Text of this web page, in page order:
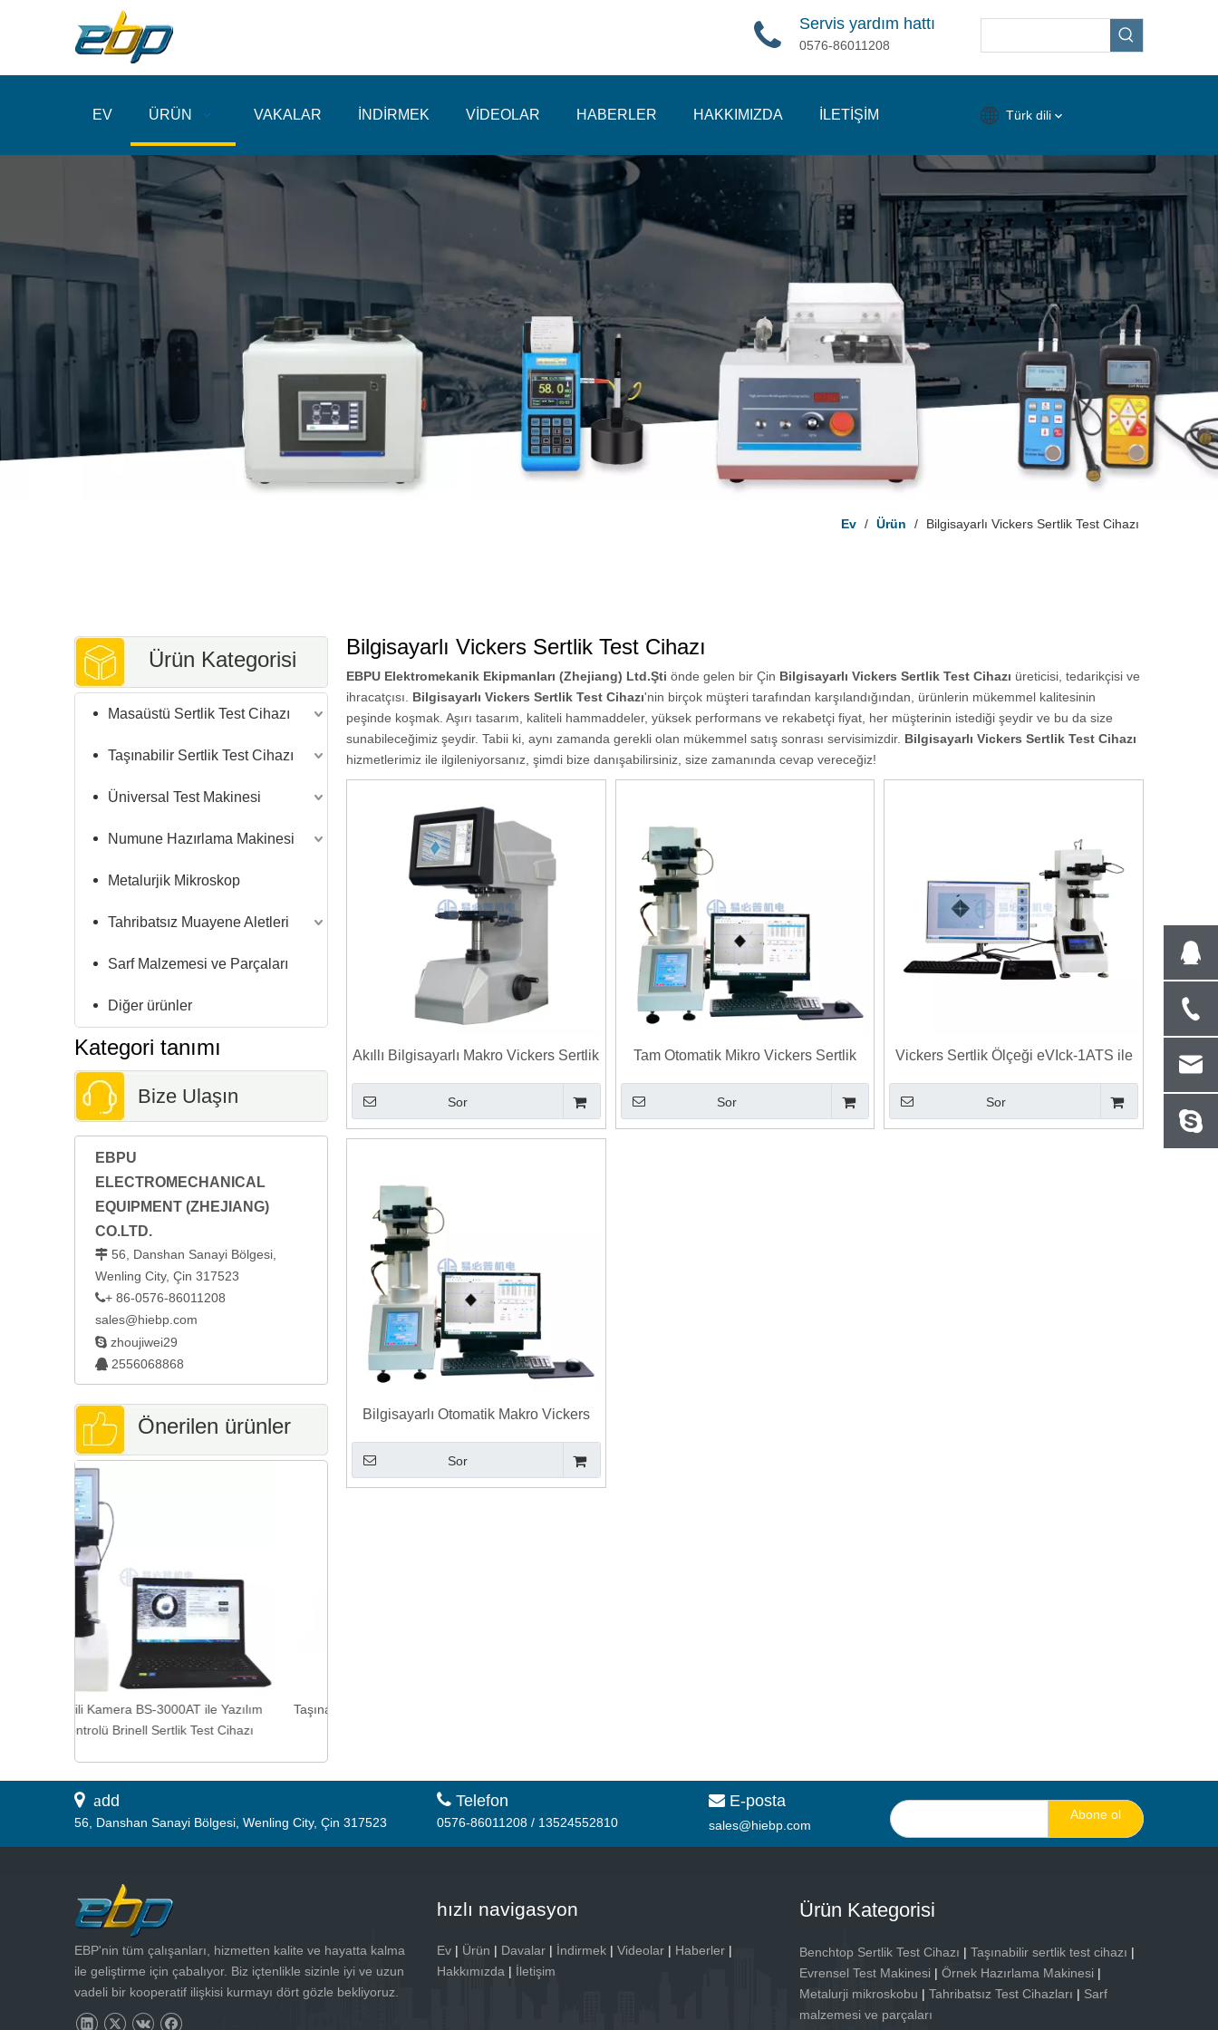
Servis yardım hattı
0576-86011208
EV ÜRÜN VAKALAR İNDİRMEK VİDEOLAR HABERLER HAKKIMIZDA İLETİŞİM Türk dili
Ev / Ürün / Bilgisayarlı Vickers Sertlik Test Cihazı
Ürün Kategorisi
Masaüstü Sertlik Test Cihazı
Taşınabilir Sertlik Test Cihazı
Üniversal Test Makinesi
Numune Hazırlama Makinesi
Metalurjik Mikroskop
Tahribatsız Muayene Aletleri
Sarf Malzemesi ve Parçaları
Diğer ürünler
Kategori tanımı
Bize Ulaşın
EBPU
ELECTROMECHANICAL
EQUIPMENT (ZHEJIANG)
CO.LTD.
 56, Danshan Sanayi Bölgesi,
Wenling City, Çin 317523
+ 86-0576-86011208
sales@hiebp.com
 zhoujiwei29
 2556068868
Önerilen ürünler
Taşınabilir Kameralı Brinell Girinti Ölçüm
ve Analiz Yazılımı
Kameralı Taşınabilir Brinell Girinti Ölçüm
Digital Rockwell Brinell Vickers kombine
Bilgisayarlı Vickers Sertlik Test Cihazı
EBPU Elektromekanik Ekipmanları (Zhejiang) Ltd.Şti önde gelen bir Çin Bilgisayarlı Vickers Sertlik Test Cihazı üreticisi, tedarikçisi ve
ihracatçısı. Bilgisayarlı Vickers Sertlik Test Cihazı'nin birçok müşteri tarafından karşılandığından, ürünlerin mükemmel kalitesinin
peşinde koşmak. Aşırı tasarım, kaliteli hammaddeler, yüksek performans ve rekabetçi fiyat, her müşterinin istediği şeydir ve bu da size
sunabileceğimiz şeydir. Tabii ki, aynı zamanda gerekli olan mükemmel satış sonrası servisimizdir. Bilgisayarlı Vickers Sertlik Test Cihazı
hizmetlerimiz ile ilgileniyorsanız, şimdi bize danışabilirsiniz, size zamanında cevap vereceğiz!
Akıllı Bilgisayarlı Makro Vickers Sertlik
Test Cihazı
Sor
Tam Otomatik Mikro Vickers Sertlik
Test Cihazı
Sor
Vickers Sertlik Ölçeği eVIck-1ATS ile
Bilgisayarlı Mikrosertlik Test Cihazı
Sor
Bilgisayarlı Otomatik Makro Vickers
Sertlik Test Cihazı HV Ölçeği
Sor
 add
56, Danshan Sanayi Bölgesi, Wenling City, Çin 317523
 Telefon
0576-86011208 / 13524552810
 E-posta
sales@hiebp.com
Abone ol
EBP'nin tüm çalışanları, hizmetten kalite ve hayatta kalma
ile geliştirme için çabalıyor. Biz içtenlikle sizinle iyi ve uzun
vadeli bir kooperatif ilişkisi kurmayı dört gözle bekliyoruz.
hızlı navigasyon
Ev | Ürün | Davalar | İndirmek | Videolar | Haberler |
Hakkımızda | İletişim
Ürün Kategorisi
Benchtop Sertlik Test Cihazı | Taşınabilir sertlik test cihazı |
Evrensel Test Makinesi | Örnek Hazırlama Makinesi |
Metalurji mikroskobu | Tahribatsız Test Cihazları | Sarf
malzemesi ve parçaları